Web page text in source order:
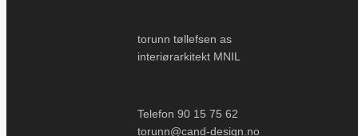
torunn tøllefsen as
interiørarkitekt MNIL
Telefon 90 15 75 62
torunn@cand-design.no